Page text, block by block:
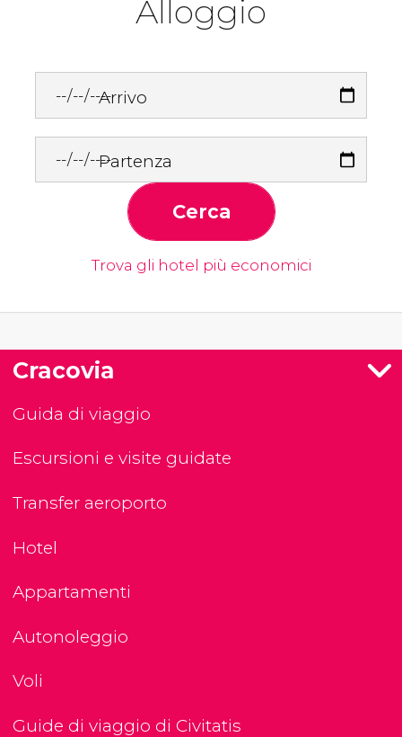
Alloggio
Arrivo
Partenza
Cerca
Trova gli hotel più economici
Cracovia
Guida di viaggio
Escursioni e visite guidate
Transfer aeroporto
Hotel
Appartamenti
Autonoleggio
Voli
Guide di viaggio di Civitatis